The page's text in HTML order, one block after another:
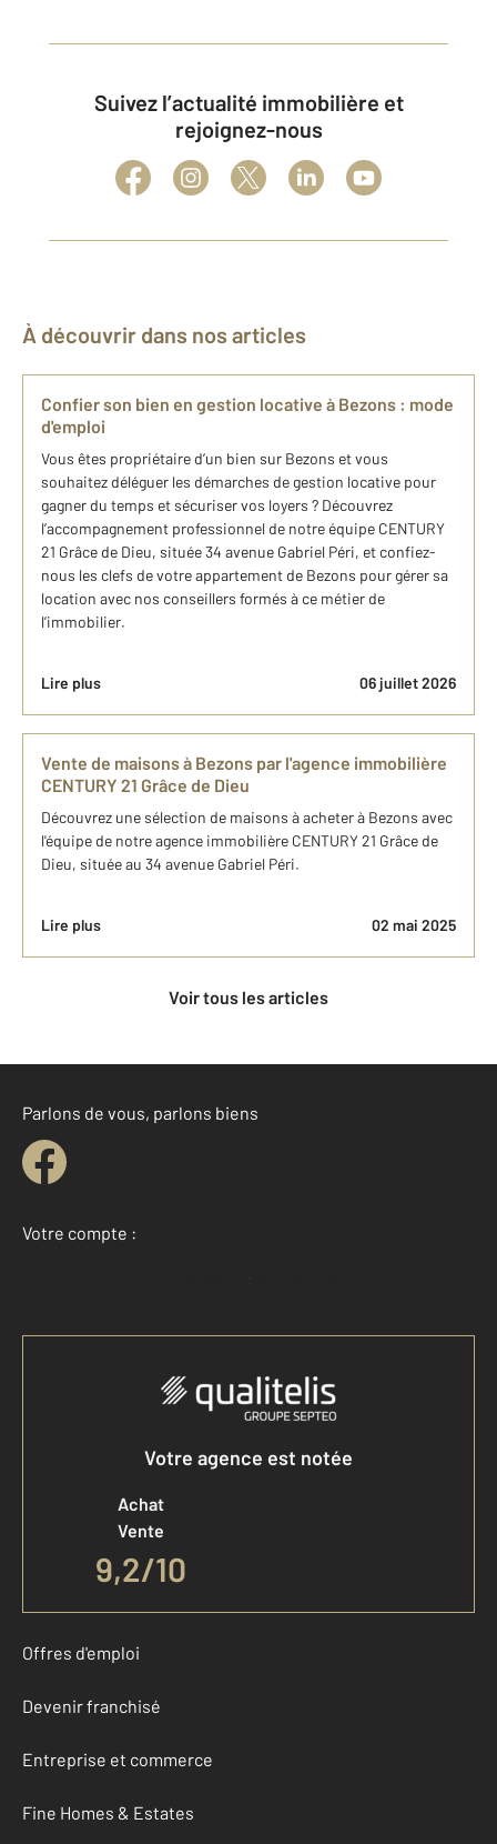
Suivez l’actualité immobilière et
rejoignez-nous
À découvrir dans nos articles
Confier son bien en gestion locative à Bezons : mode
d'emploi
Vous êtes propriétaire d’un bien sur Bezons et vous
souhaitez déléguer les démarches de gestion locative pour
gagner du temps et sécuriser vos loyers ? Découvrez
l’accompagnement professionnel de notre équipe CENTURY
21 Grâce de Dieu, située 34 avenue Gabriel Péri, et confiez-
nous les clefs de votre appartement de Bezons pour gérer sa
location avec nos conseillers formés à ce métier de
l’immobilier.
Lire plus 06 juillet 2026
Vente de maisons à Bezons par l'agence immobilière
CENTURY 21 Grâce de Dieu
Découvrez une sélection de maisons à acheter à Bezons avec
l'équipe de notre agence immobilière CENTURY 21 Grâce de
Dieu, située au 34 avenue Gabriel Péri.
Lire plus 02 mai 2025
Voir tous les articles
Parlons de vous, parlons biens
Votre compte :
Accéder à mon compte
Votre agence est notée
Achat
Vente
9,2/10
Offres d'emploi
Devenir franchisé
Entreprise et commerce
Fine Homes & Estates